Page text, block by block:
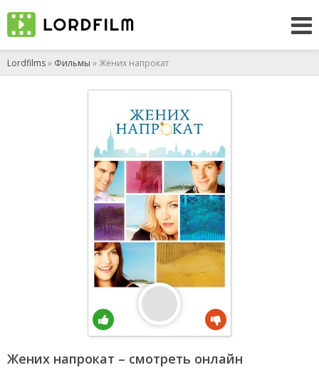
Lordfilms» Фильмы » Жених напрокат
Жених напрокат – смотреть онлайн